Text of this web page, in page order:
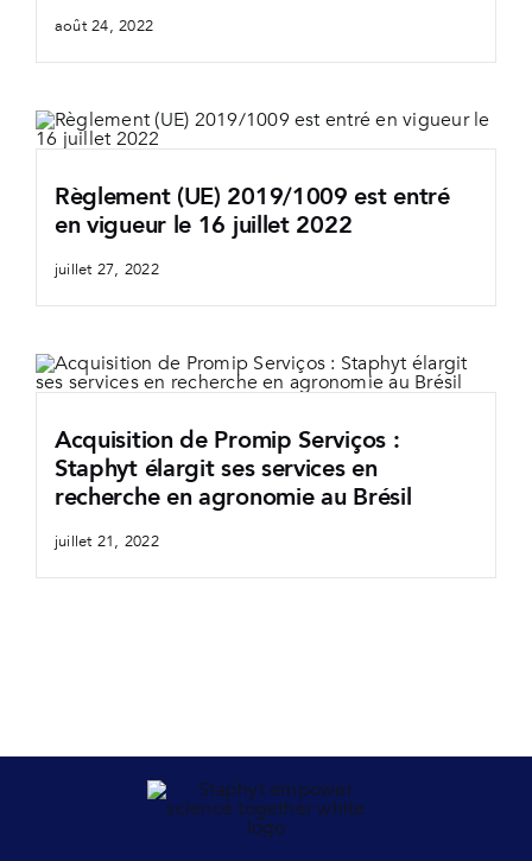
août 24, 2022
Règlement (UE) 2019/1009 est entré
en vigueur le 16 juillet 2022
juillet 27, 2022
Acquisition de Promip Serviços :
Staphyt élargit ses services en
recherche en agronomie au Brésil
juillet 21, 2022